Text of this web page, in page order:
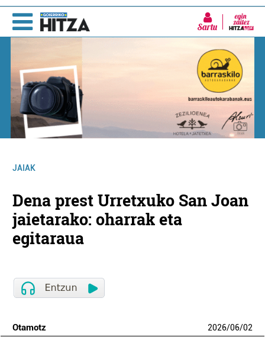
Sartu
JAIAK
Dena prest Urretxuko San Joan
jaietarako: oharrak eta
egitaraua
Otamotz 2026/06/02